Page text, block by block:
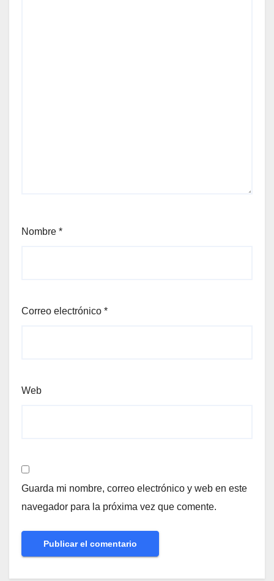
Nombre *
Correo electrónico *
Web
Guarda mi nombre, correo electrónico y web en este
navegador para la próxima vez que comente.